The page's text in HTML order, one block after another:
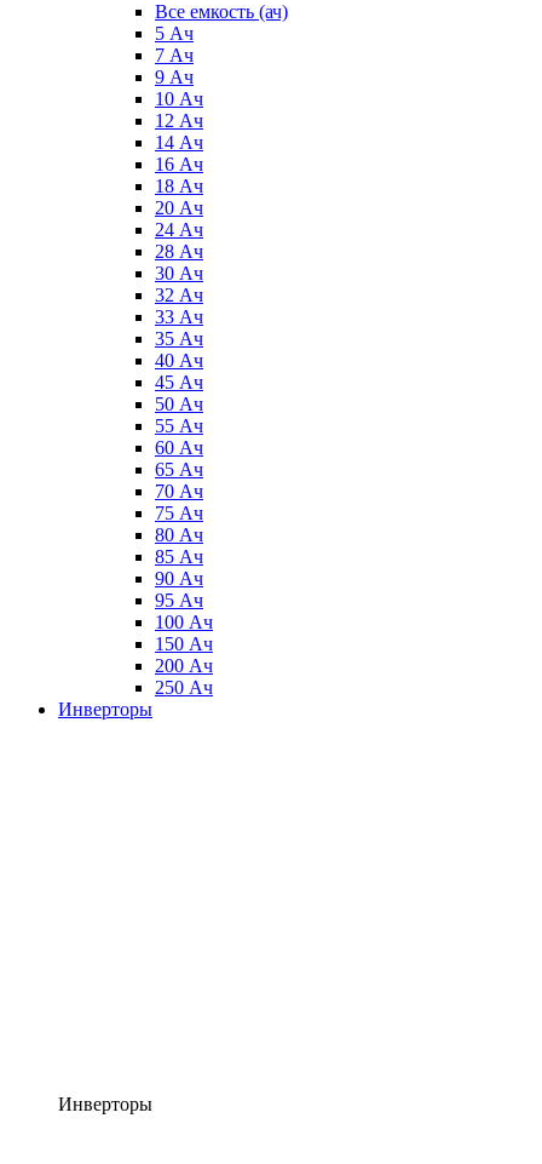
Все емкость (ач)
5 Ач
7 Ач
9 Ач
10 Ач
12 Ач
14 Ач
16 Ач
18 Ач
20 Ач
24 Ач
28 Ач
30 Ач
32 Ач
33 Ач
35 Ач
40 Ач
45 Ач
50 Ач
55 Ач
60 Ач
65 Ач
70 Ач
75 Ач
80 Ач
85 Ач
90 Ач
95 Ач
100 Ач
150 Ач
200 Ач
250 Ач
Инверторы
Инверторы